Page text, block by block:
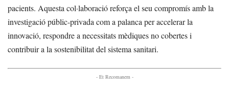
pacients. Aquesta col·laboració reforça el seu compromís amb la
investigació públic-privada com a palanca per accelerar la
innovació, respondre a necessitats mèdiques no cobertes i
contribuir a la sostenibilitat del sistema sanitari.
- Et Recomanem -